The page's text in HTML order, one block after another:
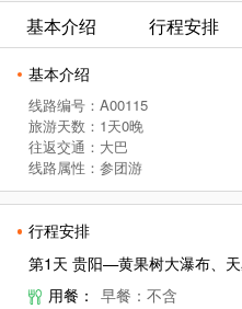
基本介绍 行程安排
基本介绍
线路编号：A00115
旅游天数：1天0晚
往返交通：大巴
线路属性：参团游
行程安排
第1天 贵阳—黄果树大瀑布、
用餐： 早餐：不含